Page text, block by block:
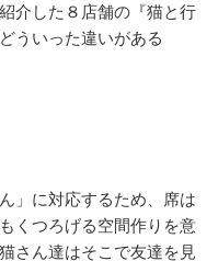
介した８店舗の『猫と行
ういった違いがある
」に対応するため、席は
くつろげる空間作りを意
さん達はそこで友達を見